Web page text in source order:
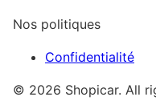
Nos politiques
Confidentialité
© 2026 Shopicar. All